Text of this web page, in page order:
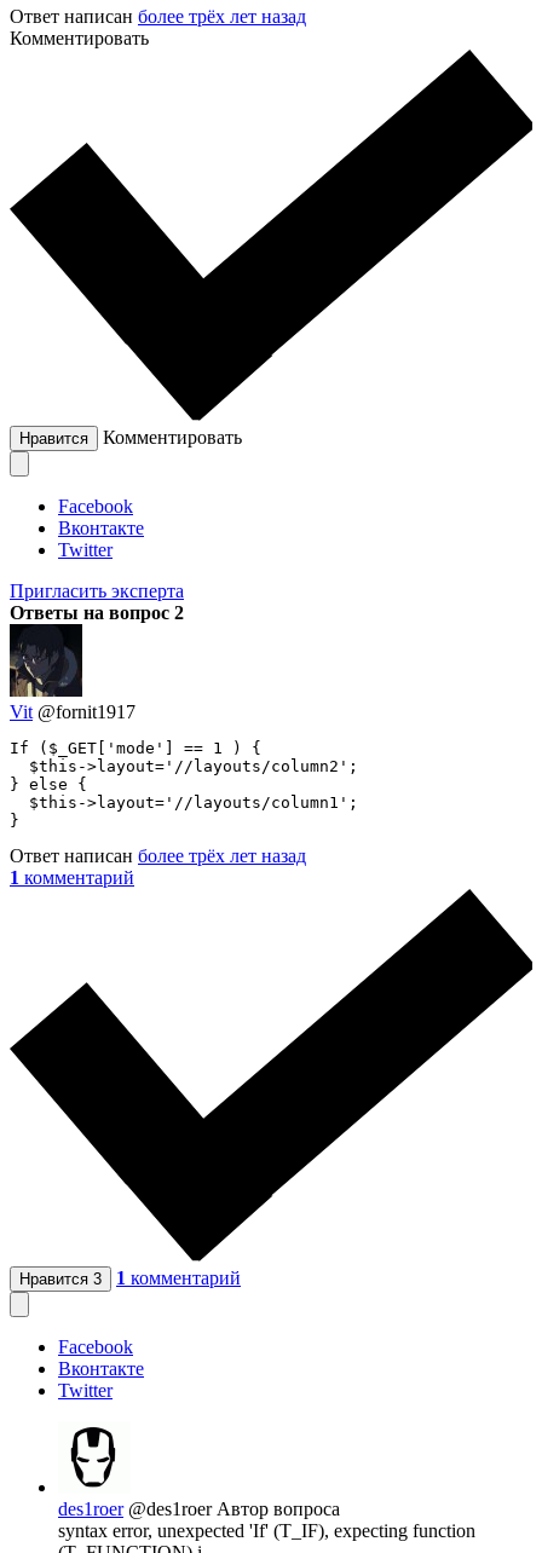
Ответ написан более трёх лет назад
Комментировать
Нравится Комментировать
Facebook
Вконтакте
Twitter
Пригласить эксперта
Ответы на вопрос 2
Vit @fornit1917
If ($_GET['mode'] == 1 ) {
  $this->layout='//layouts/column2';
} else {
  $this->layout='//layouts/column1';
}
Ответ написан более трёх лет назад
1 комментарий
Нравится 3 1 комментарий
Facebook
Вконтакте
Twitter
des1roer @des1roer Автор вопроса
syntax error, unexpected 'If' (T_IF), expecting function